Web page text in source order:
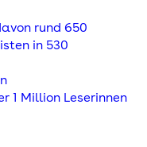
rund 650
in 530
1 Million Leserinnen